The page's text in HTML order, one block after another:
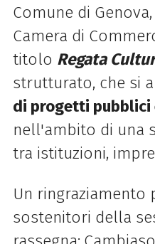
Comune di
Camera di
titolo Regata
strutturato, che si
di progetti pubblici
nell'ambito di una
tra istituzioni,
Un ringraziamento
sostenitori della